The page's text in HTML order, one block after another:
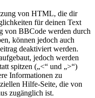
von HTML, die dir
für deinen Text
von BBCode werden durch
können jedoch auch
deaktiviert werden.
jedoch werden
spitzen („<“ und „>“)
Informationen zu
Hilfe-Seite, die von
zugänglich ist.